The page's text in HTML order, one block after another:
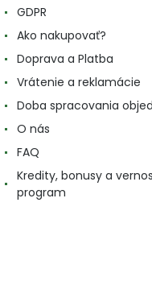
GDPR
Ako nakupovať?
Doprava a Platba
Vrátenie a reklamácie
Doba spracovania
O nás
FAQ
Kredity, bonusy a
program